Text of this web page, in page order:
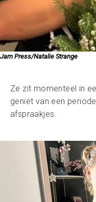
Jam Press/Natalie Strange
Ze zit momenteel in
geniet van een
afspraakjes.